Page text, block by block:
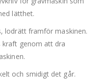
lätthet.
lodrätt framför maskinen.
kraft genom att dra
och smidigt det går.